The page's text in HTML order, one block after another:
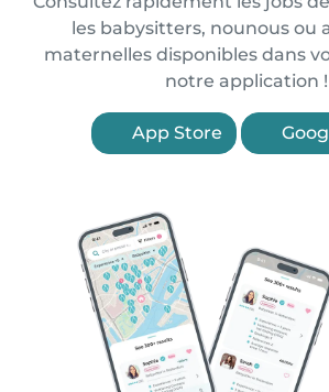
les babysitters, nounous ou
maternelles disponibles dans
notre application !
App Store